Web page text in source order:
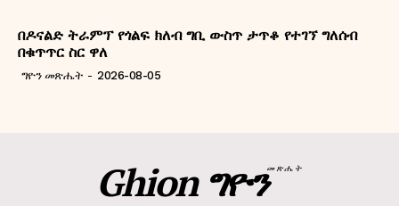
በዶናልድ ትራምፕ የጎልፍ ክለብ ግቢ ውስጥ ታጥቆ የተገኘ ግለሰብ
በቁጥጥር ስር ዋለ
ግዮን መጽሔት - 2026-08-05
Ghion ግዮንመጽሔት